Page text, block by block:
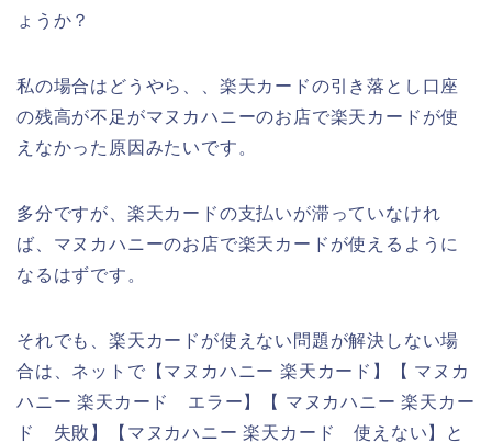
ょうか？
私の場合はどうやら、、楽天カードの引き落とし口座
の残高が不足がマヌカハニーのお店で楽天カードが使
えなかった原因みたいです。
多分ですが、楽天カードの支払いが滞っていなけれ
ば、マヌカハニーのお店で楽天カードが使えるように
なるはずです。
それでも、楽天カードが使えない問題が解決しない場
合は、ネットで【マヌカハニー 楽天カード】【 マヌカ
ハニー 楽天カード エラー】【 マヌカハニー 楽天カー
ド 失敗】【マヌカハニー 楽天カード 使えない】と